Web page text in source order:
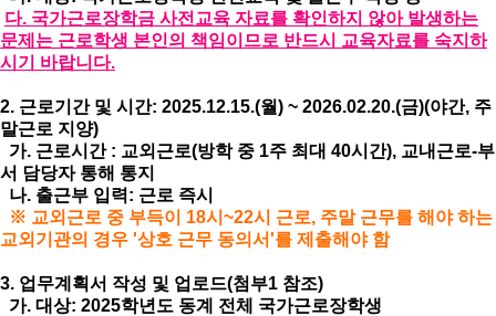
다. 국가근로장학금 사전교육 자료를 확인하지 않아 발생하는
문제는 근로학생 본인의 책임이므로 반드시 교육자료를 숙지하
시기 바랍니다.
2. 근로기간 및 시간: 2025.12.15.(월) ~ 2026.02.20.(금)(야간, 주
말근로 지양)
가. 근로시간 : 교외근로(방학 중 1주 최대 40시간), 교내근로-부
서 담당자 통해 통지
나. 출근부 입력: 근로 즉시
※ 교외근로 중 부득이 18시~22시 근로, 주말 근무를 해야 하는
교외기관의 경우 '상호 근무 동의서'를 제출해야 함
3. 업무계획서 작성 및 업로드(첨부1 참조)
가. 대상: 2025학년도 동계 전체 국가근로장학생